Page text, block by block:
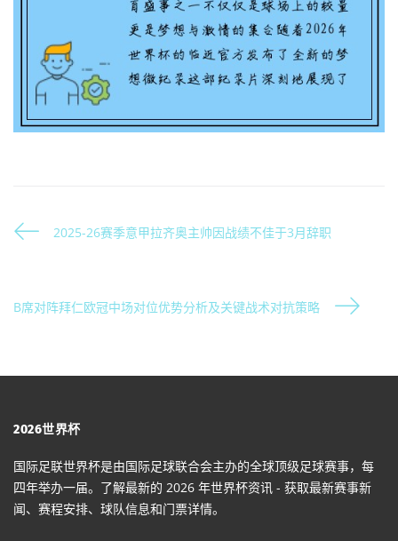
2025-26赛季意甲拉齐奥主帅因战绩不佳于3月辞职
B席对阵拜仁欧冠中场对位优势分析及关键战术对抗策略
2026世界杯
国际足联世界杯是由国际足球联合会主办的全球顶级足球赛事，每
四年举办一届。了解最新的 2026 年世界杯资讯 - 获取最新赛事新
闻、赛程安排、球队信息和门票详情。